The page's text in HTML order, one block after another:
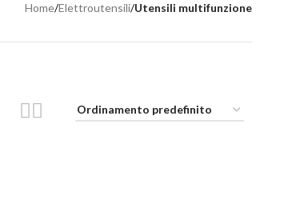
Home/Elettroutensili/Utensili multifunzione